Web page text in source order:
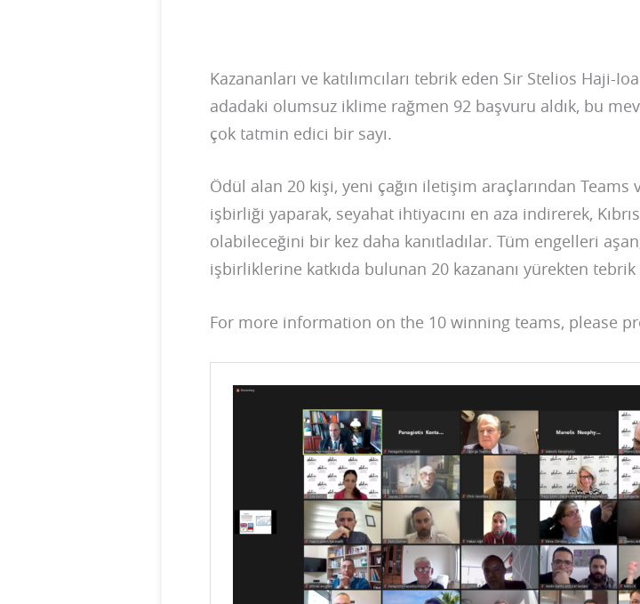
Kazananları ve katılımcıları tebrik eden Sir Stelios Haji-
adadaki olumsuz iklime rağmen 92 başvuru aldık, bu
çok tatmin edici bir sayı.
Ödül alan 20 kişi, yeni çağın iletişim araçlarından Teams
işbirliği yaparak, seyahat ihtiyacını en aza indirerek,
olabileceğini bir kez daha kanıtladılar. Tüm engelleri
işbirliklerine katkıda bulunan 20 kazananı yürekten
For more information on the 10 winning teams, please